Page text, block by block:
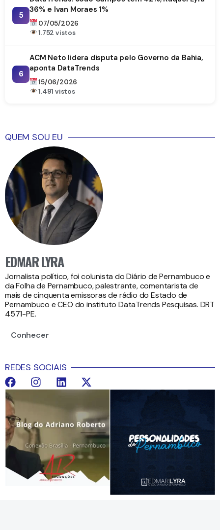
5
36% e Ivan Moraes 1%
07/05/2026
1.752 vistos
6
ACM Neto lidera disputa pelo Governo da Bahia,
aponta DataTrends
15/06/2026
1.491 vistos
QUEM SOU EU
EDMAR LYRA
Jornalista político, foi colunista do Diário de Pernambuco e
da Folha de Pernambuco, palestrante, comentarista de
mais de cinquenta emissoras de rádio do Estado de
Pernambuco e CEO do instituto DataTrends Pesquisas. DRT
4571-PE.
Conhecer
REDES SOCIAIS